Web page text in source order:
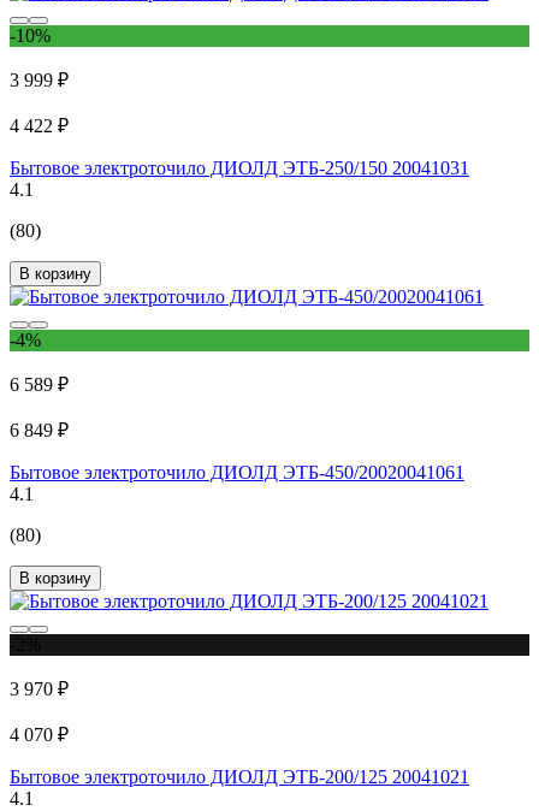
-10%
3 999 ₽
4 422 ₽
Бытовое электроточило ДИОЛД ЭТБ-250/150 20041031
4.1
(80)
В корзину
-4%
6 589 ₽
6 849 ₽
Бытовое электроточило ДИОЛД ЭТБ-450/20020041061
4.1
(80)
В корзину
3 970 ₽
4 070 ₽
Бытовое электроточило ДИОЛД ЭТБ-200/125 20041021
4.1